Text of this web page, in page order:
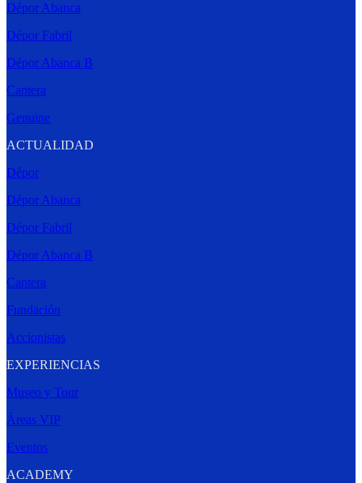
Dépor Abanca
Dépor Fabril
Dépor Abanca B
Cantera
Genuine
ACTUALIDAD
Dépor
Dépor Abanca
Dépor Fabril
Dépor Abanca B
Cantera
Fundación
Accionistas
EXPERIENCIAS
Museo y Tour
Áreas VIP
Eventos
ACADEMY